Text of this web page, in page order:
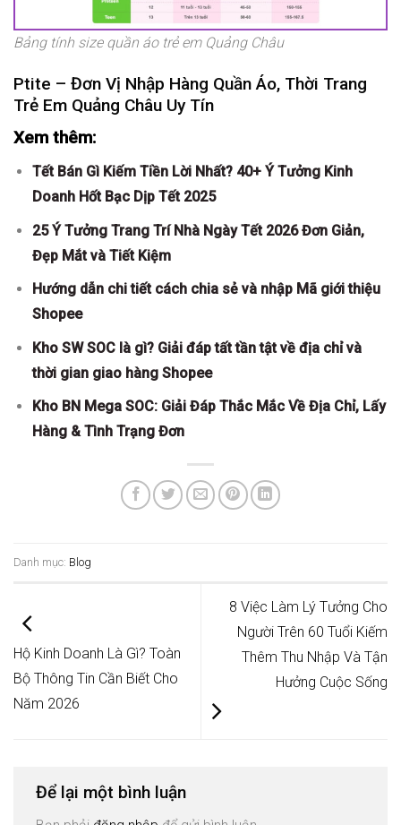
Bảng tính size quần áo trẻ em Quảng Châu
Ptite – Đơn Vị Nhập Hàng Quần Áo, Thời Trang
Trẻ Em Quảng Châu Uy Tín
Xem thêm:
Tết Bán Gì Kiếm Tiền Lời Nhất? 40+ Ý Tưởng Kinh
Doanh Hốt Bạc Dịp Tết 2025
25 Ý Tưởng Trang Trí Nhà Ngày Tết 2026 Đơn Giản,
Đẹp Mắt và Tiết Kiệm
Hướng dẫn chi tiết cách chia sẻ và nhập Mã giới thiệu
Shopee
Kho SW SOC là gì? Giải đáp tất tần tật về địa chỉ và
thời gian giao hàng Shopee
Kho BN Mega SOC: Giải Đáp Thắc Mắc Về Địa Chỉ, Lấy
Hàng & Tình Trạng Đơn
Danh mục: Blog
Hộ Kinh Doanh Là Gì? Toàn
Bộ Thông Tin Cần Biết Cho
Năm 2026
8 Việc Làm Lý Tưởng Cho
Người Trên 60 Tuổi Kiếm
Thêm Thu Nhập Và Tận
Hưởng Cuộc Sống
Để lại một bình luận